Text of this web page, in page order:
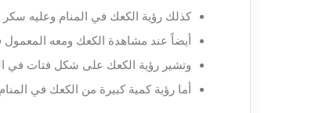
كذلك رؤية الكعك في المنام وعليه
أيضاً عند مشاهدة الكعك ومعه
وتشير رؤية الكعك على شكل فتات في
أما رؤية كمية كبيرة من الكعك في